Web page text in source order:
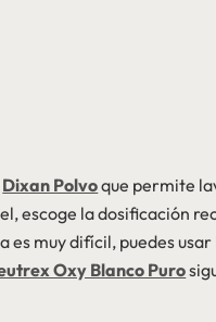
Dixan Polvoque permite
escoge la dosificación
muy difícil, puedes
Oxy Blanco Puro